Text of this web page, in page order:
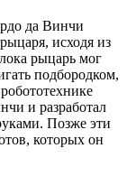
да Винчи
исходя из
рыцарь мог
подбородком,
и разработал
Позже эти
которых он